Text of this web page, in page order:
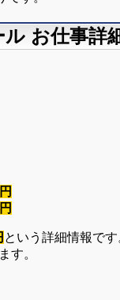
お仕事詳
という詳細情報です
す。